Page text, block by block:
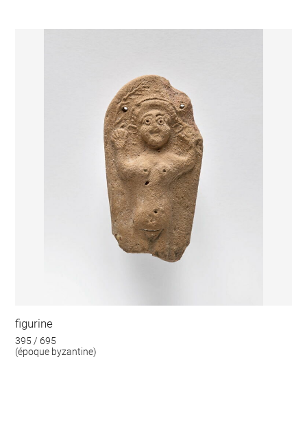
figurine
395 / 695
(époque byzantine)